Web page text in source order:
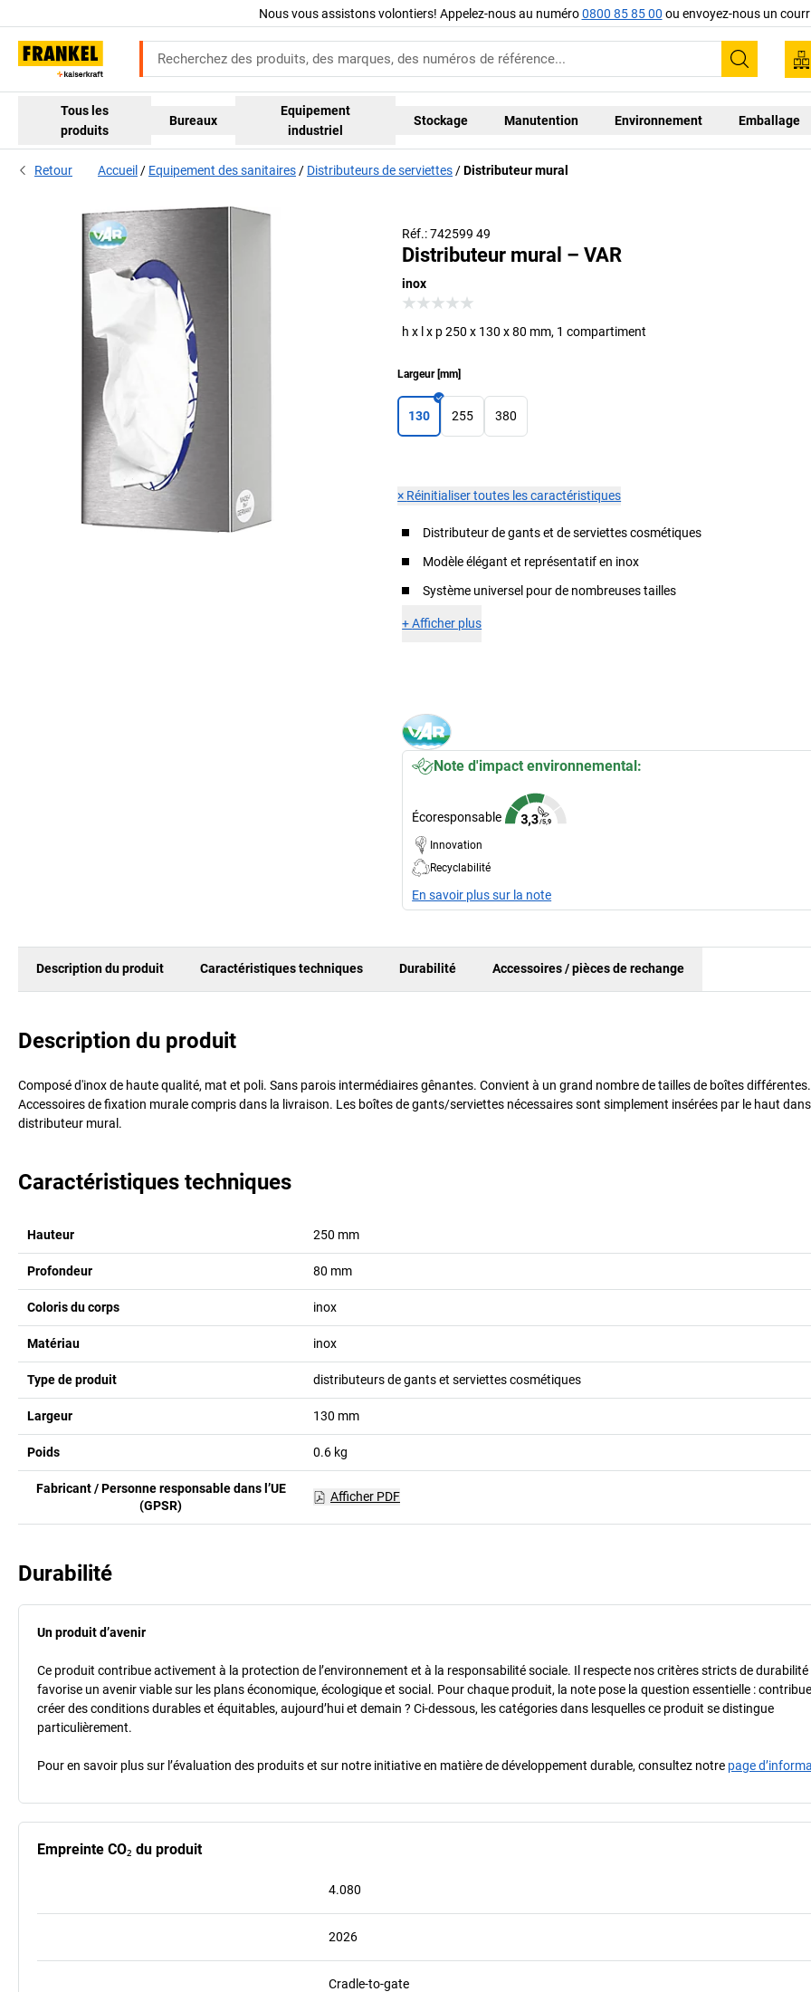
Nous vous assistons volontiers! Appelez-nous au numéro0800 85 85 00 ou envoyez-nous un
Tous les
produits
Bureaux
Equipement
industriel
Stockage Manutention Environnement Emballage
Retour Accueil Equipement des sanitaires Distributeurs de serviettes Distributeur mural
Réf.: 742599 49
Distributeur mural – VAR
inox
h x l x p 250 x 130 x 80 mm, 1 compartiment
Largeur[mm]
130 255 380
× Réinitialiser toutes les caractéristiques
Distributeur de gants et de serviettes cosmétiques
Modèle élégant et représentatif en inox
Système universel pour de nombreuses tailles
+Afficher plus
Note d'impact environnemental:
Écoresponsable
Innovation
Recyclabilité
En savoir plus sur la note
Description du produit Caractéristiques techniques Durabilité Accessoires / pièces de rechange
Description du produit
Composé d'inox de haute qualité, mat et poli. Sans parois intermédiaires gênantes. Convient à un grand nombre de tailles de boîtes différentes.
Accessoires de fixation murale compris dans la livraison. Les boîtes de gants/serviettes nécessaires sont simplement insérées par le haut
distributeur mural.
Caractéristiques techniques
Hauteur 250 mm
Profondeur 80 mm
Coloris du corps inox
Matériau inox
Type de produit distributeurs de gants et serviettes cosmétiques
Largeur 130 mm
Poids 0.6 kg
Fabricant / Personne responsable dans l’UE
(GPSR)
Afficher PDF
Durabilité
Un produit d’avenir
Ce produit contribue activement à la protection de l’environnement et à la responsabilité sociale. Il respecte nos critères stricts de durabilité
favorise un avenir viable sur les plans économique, écologique et social. Pour chaque produit, la note pose la question essentielle :
créer des conditions durables et équitables, aujourd’hui et demain ? Ci-dessous, les catégories dans lesquelles ce produit se distingue
particulièrement.
Pour en savoir plus sur l’évaluation des produits et sur notre initiative en matière de développement durable, consultez notre page
Empreinte CO₂ du produit
4.080
2026
Cradle-to-gate